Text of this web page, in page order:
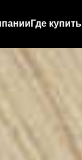
Где купить